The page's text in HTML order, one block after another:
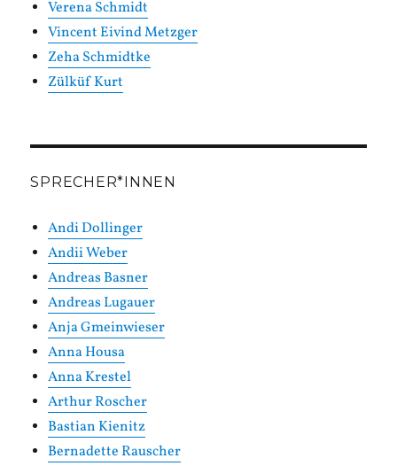
Verena Schmidt
Vincent Eivind Metzger
Zeha Schmidtke
Zülküf Kurt
SPRECHER*INNEN
Andi Dollinger
Andii Weber
Andreas Basner
Andreas Lugauer
Anja Gmeinwieser
Anna Housa
Anna Krestel
Arthur Roscher
Bastian Kienitz
Bernadette Rauscher